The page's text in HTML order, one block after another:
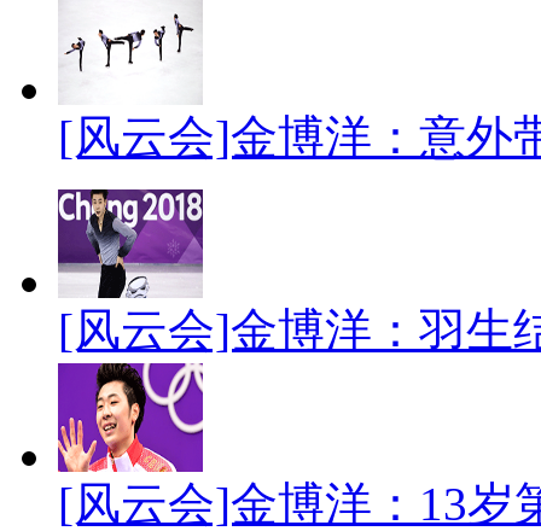
[风云会]金博洋：意外
[风云会]金博洋：羽生
[风云会]金博洋：13岁